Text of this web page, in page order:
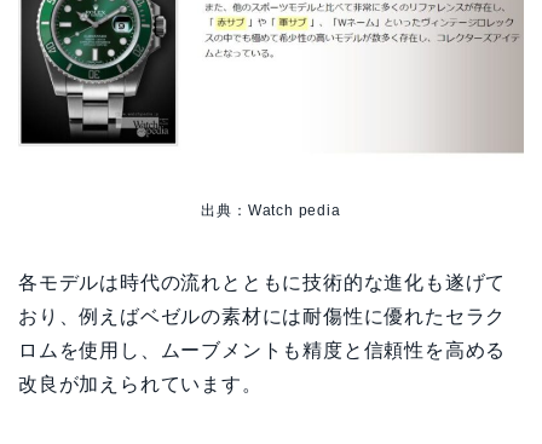
出典：Watch pedia
各モデルは時代の流れとともに技術的な進化も遂げて
おり、例えばベゼルの素材には耐傷性に優れたセラク
ロムを使用し、ムーブメントも精度と信頼性を高める
改良が加えられています。